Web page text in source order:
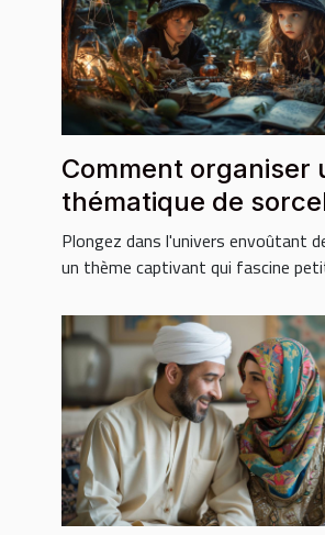
Comment organiser
thématique de
pour enfants
Plongez dans l'univers envoûtant
un thème captivant qui fascine